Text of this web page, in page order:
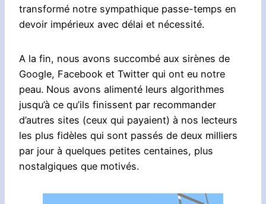
transformé notre sympathique passe-temps en
devoir impérieux avec délai et nécessité.
A la fin, nous avons succombé aux sirènes de
Google, Facebook et Twitter qui ont eu notre
peau. Nous avons alimenté leurs algorithmes
jusqu’à ce qu’ils finissent par recommander
d’autres sites (ceux qui payaient) à nos lecteurs
les plus fidèles qui sont passés de deux milliers
par jour à quelques petites centaines, plus
nostalgiques que motivés.